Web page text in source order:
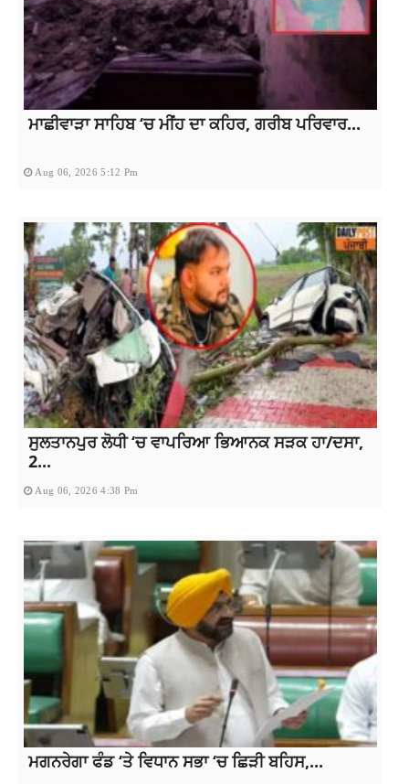
ਮਾਛੀਵਾੜਾ ਸਾਹਿਬ ‘ਚ ਮੀਂਹ ਦਾ ਕਹਿਰ, ਗਰੀਬ ਪਰਿਵਾਰ...
Aug 06, 2026 5:12 Pm
ਸੁਲਤਾਨਪੁਰ ਲੋਧੀ ‘ਚ ਵਾਪਰਿਆ ਭਿਆਨਕ ਸੜਕ ਹਾ/ਦਸਾ,
2...
Aug 06, 2026 4:38 Pm
ਮਗਨਰੇਗਾ ਫੰਡ ‘ਤੇ ਵਿਧਾਨ ਸਭਾ ‘ਚ ਛਿੜੀ ਬਹਿਸ,...